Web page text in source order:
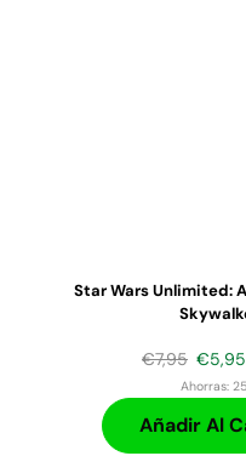
Star Wars Unlimited:
€7,95 €5,95
Ahorras:
Añadir Al